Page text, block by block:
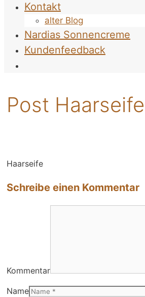
Kontakt
alter Blog
Nardias Sonnencreme
Kundenfeedback
Post Haarseife
Haarseife
Schreibe einen Kommentar
Kommentar
Name